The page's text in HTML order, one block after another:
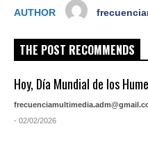
AUTHOR
THE POST RECOMMENDS
Hoy, Día Mundial de los
- 02/02/2026